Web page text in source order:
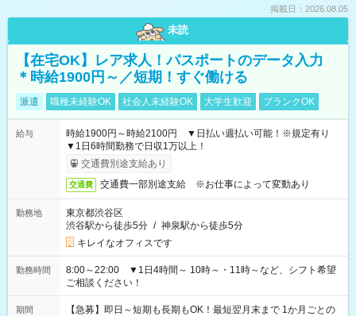
掲載日：2026.08.05
未読
【在宅OK】レア求人！パスポートのデータ入力
＊時給1900円～／短期！すぐ働ける
派遣 職種未経験OK 社会人未経験OK 大学生歓迎 ブランクOK
給与
時給1900円～時給2100円 ▼日払い週払い可能！※規定有り
▼1日6時間勤務で日収1万以上！
交通費別途支給あり
交通費 交通費一部別途支給 ※お仕事によって変動あり
勤務地
東京都渋谷区
渋谷駅から徒歩5分 / 神泉駅から徒歩5分
キレイなオフィスです
勤務時間
8:00～22:00 ▼1日4時間～ 10時～・11時～など、シフト希望
ご相談ください！
期間
【急募】即日～短期も長期もOK！最短翌月末まで 1か月ごとの